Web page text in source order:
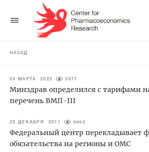
НАЗАД
03 МАРТА 2022 3077
Минздрав определился с тарифами
перечень ВМП-III
22 ДЕКАБРЯ 2011 8983
Федеральный центр перекладывает
обязательства на регионы и ОМС